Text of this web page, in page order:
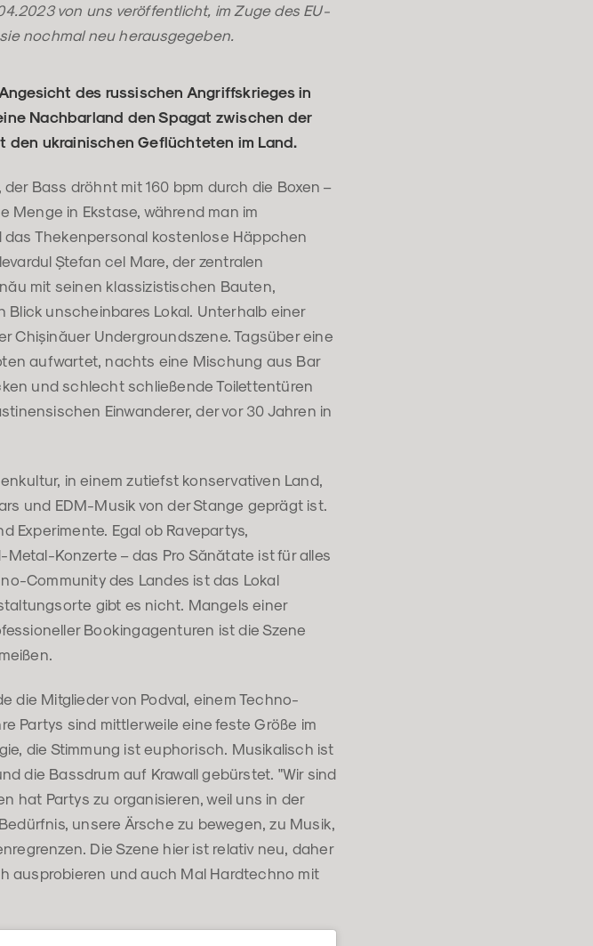
von uns veröffentlicht, im Zuge des EU-
nochmal neu herausgegeben.
des russischen Angriffskrieges in
Nachbarland den Spagat zwischen der
den ukrainischen Geflüchteten im Land.
Bass dröhnt mit 160 bpm durch die Boxen –
Menge in Ekstase, während man im
Thekenpersonal kostenlose Häppchen
Ștefan cel Mare, der zentralen
mit seinen klassizistischen Bauten,
unscheinbares Lokal. Unterhalb einer
Chișinăuer Undergroundszene. Tagsüber eine
aufwartet, nachts eine Mischung aus Bar
und schlecht schließende Toilettentüren
Einwanderer, der vor 30 Jahren in
in einem zutiefst konservativen Land,
und EDM-Musik von der Stange geprägt ist.
Experimente. Egal ob Ravepartys,
Konzerte – das Pro Sănătate ist für alles
Community des Landes ist das Lokal
gibt es nicht. Mangels einer
Bookingagenturen ist die Szene
die Mitglieder von Podval, einem Techno-
Partys sind mittlerweile eine feste Größe im
die Stimmung ist euphorisch. Musikalisch ist
die Bassdrum auf Krawall gebürstet. "Wir sind
hat Partys zu organisieren, weil uns in der
unsere Ärsche zu bewegen, zu Musik,
Die Szene hier ist relativ neu, daher
ausprobieren und auch Mal Hardtechno mit